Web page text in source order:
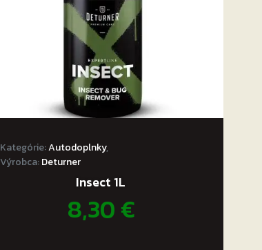
Kategórie:Autodoplnky,
Výrobca:Deturner
Insect 1L
8,30€